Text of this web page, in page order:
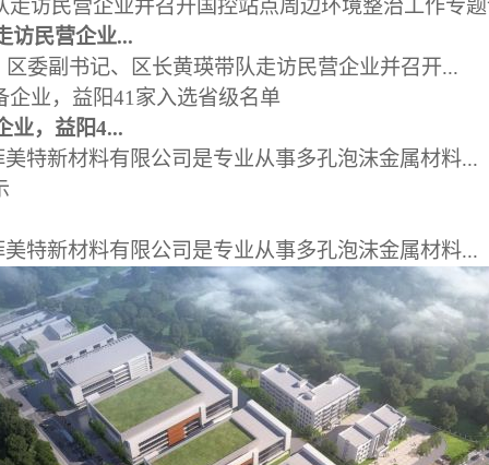
访民营企业...
区委副书记、区长黄瑛带队走访民营企业并召开...
业，益阳4...
特新材料有限公司是专业从事多孔泡沫金属材料...
特新材料有限公司是专业从事多孔泡沫金属材料...